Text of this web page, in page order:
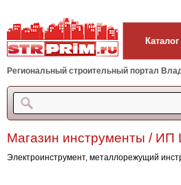
Каталог
Региональный строительный портал
Магазин инструменты / ИП
Электроинструмент, металлорежущий